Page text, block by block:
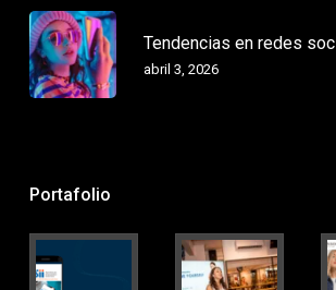
Tendencias en redes
abril 3, 2026
Portafolio